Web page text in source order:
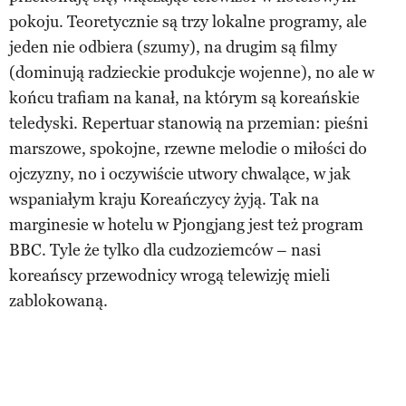
pokoju. Teoretycznie są trzy lokalne programy, ale
jeden nie odbiera (szumy), na drugim są filmy
(dominują radzieckie produkcje wojenne), no ale w
końcu trafiam na kanał, na którym są koreańskie
teledyski. Repertuar stanowią na przemian: pieśni
marszowe, spokojne, rzewne melodie o miłości do
ojczyzny, no i oczywiście utwory chwalące, w jak
wspaniałym kraju Koreańczycy żyją. Tak na
marginesie w hotelu w Pjongjang jest też program
BBC. Tyle że tylko dla cudzoziemców – nasi
koreańscy przewodnicy wrogą telewizję mieli
zablokowaną.